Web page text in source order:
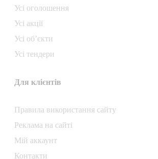
Усі оголошення
Усі акції
Усі об’єкти
Усі тендери
Для клієнтів
Правила використання сайту
Реклама на сайті
Мій аккаунт
Контакти